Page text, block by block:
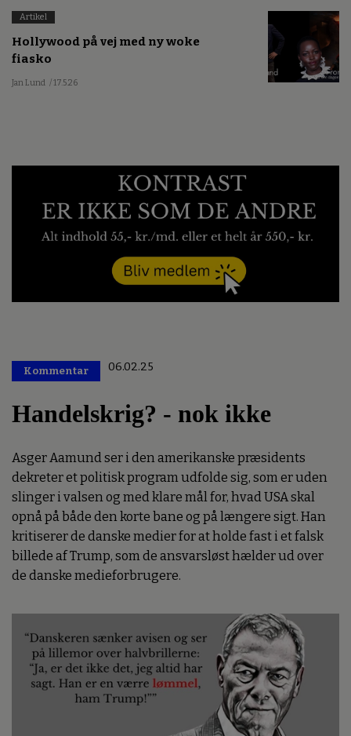
Artikel
Hollywood på vej med ny woke
fiasko
Jan Lund / 17.5.26
Kommentar 06.02.25
Handelskrig? - nok ikke
Asger Aamund ser i den amerikanske præsidents
dekreter et politisk program udfolde sig, som er uden
slinger i valsen og med klare mål for, hvad USA skal
opnå på både den korte bane og på længere sigt. Han
kritiserer de danske medier for at holde fast i et falsk
billede af Trump, som de ansvarsløst hælder ud over
de danske medieforbrugere.